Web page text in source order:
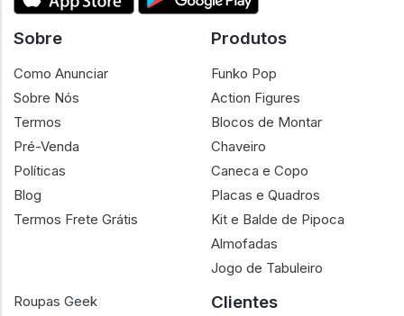
Sobre
Como Anunciar
Sobre Nós
Termos
Pré-Venda
Políticas
Blog
Termos Frete Grátis
Produtos
Funko Pop
Action Figures
Blocos de Montar
Chaveiro
Caneca e Copo
Placas e Quadros
Kit e Balde de Pipoca
Almofadas
Jogo de Tabuleiro
Roupas Geek
Clientes